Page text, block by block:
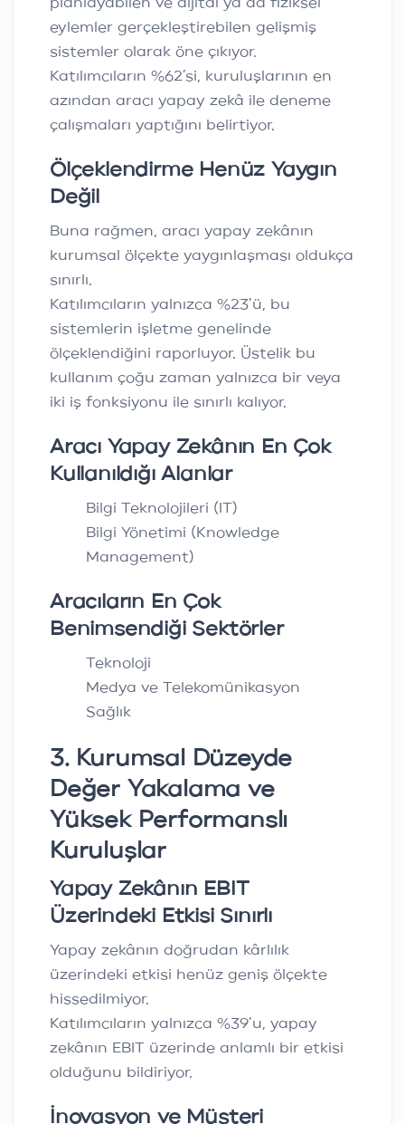
planlayabilen ve dijital ya da fiziksel
eylemler gerçekleştirebilen gelişmiş
sistemler olarak öne çıkıyor.
Katılımcıların %62’si, kuruluşlarının en
azından aracı yapay zekâ ile deneme
çalışmaları yaptığını belirtiyor.
Ölçeklendirme Henüz Yaygın
Değil
Buna rağmen, aracı yapay zekânın
kurumsal ölçekte yaygınlaşması oldukça
sınırlı.
Katılımcıların yalnızca %23’ü, bu
sistemlerin işletme genelinde
ölçeklendiğini raporluyor. Üstelik bu
kullanım çoğu zaman yalnızca bir veya
iki iş fonksiyonu ile sınırlı kalıyor.
Aracı Yapay Zekânın En Çok
Kullanıldığı Alanlar
Bilgi Teknolojileri (IT)
Bilgi Yönetimi (Knowledge
Management)
Aracıların En Çok
Benimsendiği Sektörler
Teknoloji
Medya ve Telekomünikasyon
Sağlık
3. Kurumsal Düzeyde
Değer Yakalama ve
Yüksek Performanslı
Kuruluşlar
Yapay Zekânın EBIT
Üzerindeki Etkisi Sınırlı
Yapay zekânın doğrudan kârlılık
üzerindeki etkisi henüz geniş ölçekte
hissedilmiyor.
Katılımcıların yalnızca %39’u, yapay
zekânın EBIT üzerinde anlamlı bir etkisi
olduğunu bildiriyor.
İnovasyon ve Müşteri